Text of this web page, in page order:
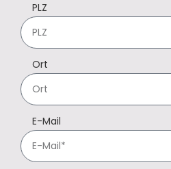
PLZ
Ort
E-Mail